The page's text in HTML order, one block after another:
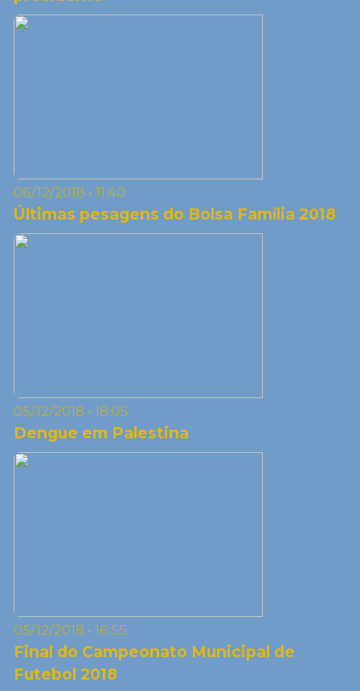
06/12/2018 • 11:40
Últimas pesagens do Bolsa Família 2018
05/12/2018 • 18:05
Dengue em Palestina
05/12/2018 • 16:55
Final do Campeonato Municipal de
Futebol 2018